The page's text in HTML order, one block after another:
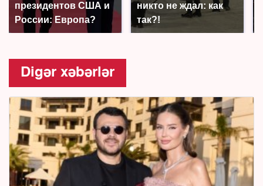
президентов США и
России: Европа?
никто не ждал: как
так?!
Digər xəbərlər